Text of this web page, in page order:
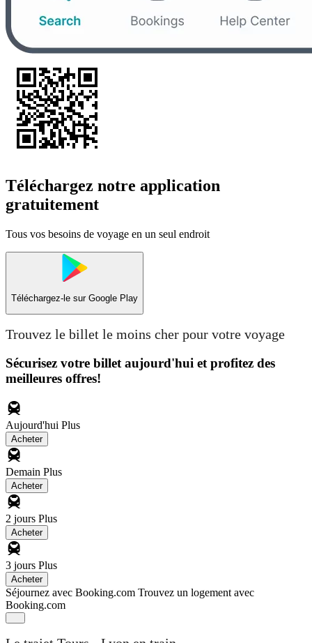
Téléchargez notre application
gratuitement
Tous vos besoins de voyage en un seul endroit
Téléchargez-le sur Google Play
Trouvez le billet le moins cher pour votre voyage
Sécurisez votre billet aujourd'hui et profitez des
meilleures offres!
Aujourd'hui Plus
Acheter
Demain Plus
Acheter
2 jours Plus
Acheter
3 jours Plus
Acheter
Séjournez avec Booking.com Trouvez un logement avec
Booking.com